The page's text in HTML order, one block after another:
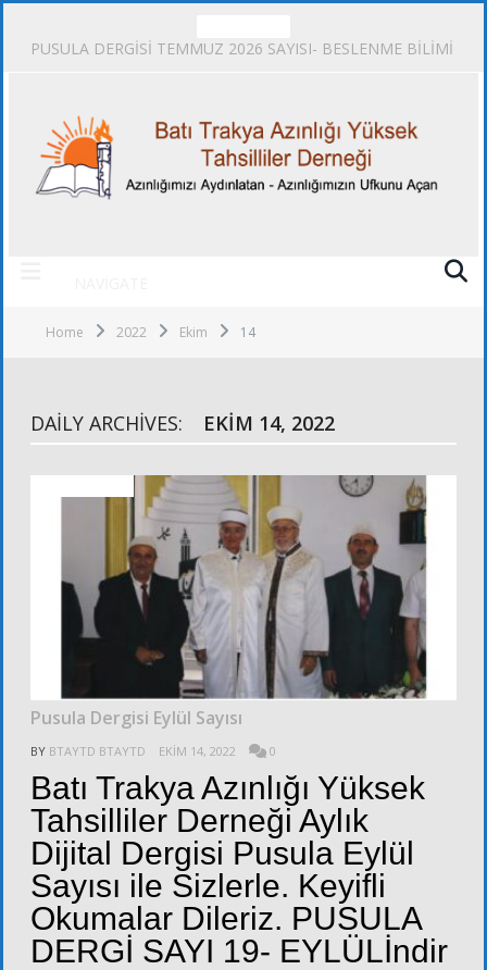
PUSULA DERGİSİ TEMMUZ 2026 SAYISI- BESLENME BİLİMİ
Home 2022 Ekim 14
DAILY ARCHIVES: EKIM 14, 2022
Pusula Dergisi Eylül Sayısı
BY BTAYTD BTAYTD EKIM 14, 2022 0
Batı Trakya Azınlığı Yüksek
Tahsilliler Derneği Aylık
Dijital Dergisi Pusula Eylül
Sayısı ile Sizlerle. Keyifli
Okumalar Dileriz. PUSULA
DERGİ SAYI 19- EYLÜLİndir